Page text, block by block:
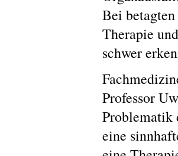
Bei
Therapie
schwer
Professor
Problematik
eine